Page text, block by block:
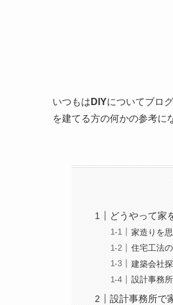
いつもは DIYについてブロ
を建てる方の何かの参考に
どうやって家
家造りを
住宅工法
建築会社
設計事務
設計事務所で